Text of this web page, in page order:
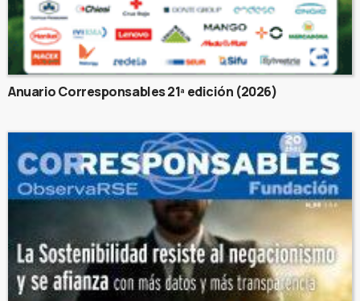
Anuario Corresponsables 21ª edición (2026)